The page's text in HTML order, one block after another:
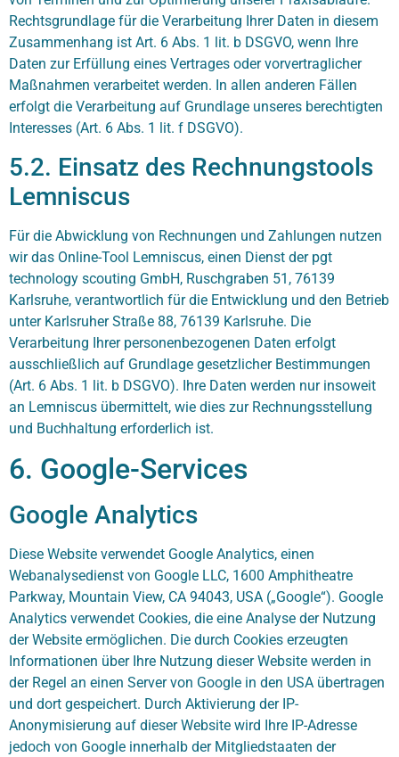
Rechtsgrundlage für die Verarbeitung Ihrer Daten in diesem
Zusammenhang ist Art. 6 Abs. 1 lit. b DSGVO, wenn Ihre
Daten zur Erfüllung eines Vertrages oder vorvertraglicher
Maßnahmen verarbeitet werden. In allen anderen Fällen
erfolgt die Verarbeitung auf Grundlage unseres berechtigten
Interesses (Art. 6 Abs. 1 lit. f DSGVO).
5.2. Einsatz des Rechnungstools
Lemniscus
Für die Abwicklung von Rechnungen und Zahlungen nutzen
wir das Online-Tool Lemniscus, einen Dienst der pgt
technology scouting GmbH, Ruschgraben 51, 76139
Karlsruhe, verantwortlich für die Entwicklung und den Betrieb
unter Karlsruher Straße 88, 76139 Karlsruhe. Die
Verarbeitung Ihrer personenbezogenen Daten erfolgt
ausschließlich auf Grundlage gesetzlicher Bestimmungen
(Art. 6 Abs. 1 lit. b DSGVO). Ihre Daten werden nur insoweit
an Lemniscus übermittelt, wie dies zur Rechnungsstellung
und Buchhaltung erforderlich ist.
6. Google-Services
Google Analytics
Diese Website verwendet Google Analytics, einen
Webanalysedienst von Google LLC, 1600 Amphitheatre
Parkway, Mountain View, CA 94043, USA („Google“). Google
Analytics verwendet Cookies, die eine Analyse der Nutzung
der Website ermöglichen. Die durch Cookies erzeugten
Informationen über Ihre Nutzung dieser Website werden in
der Regel an einen Server von Google in den USA übertragen
und dort gespeichert. Durch Aktivierung der IP-
Anonymisierung auf dieser Website wird Ihre IP-Adresse
jedoch von Google innerhalb der Mitgliedstaaten der